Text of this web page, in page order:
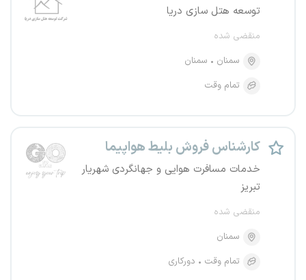
توسعه هتل سازی دریا
منقضی شده
سمنان
سمنان
تمام وقت
کارشناس فروش بلیط هواپیما
خدمات مسافرت هوایی و جهانگردی شهریار
تبریز
منقضی شده
سمنان
تمام وقت
دورکاری